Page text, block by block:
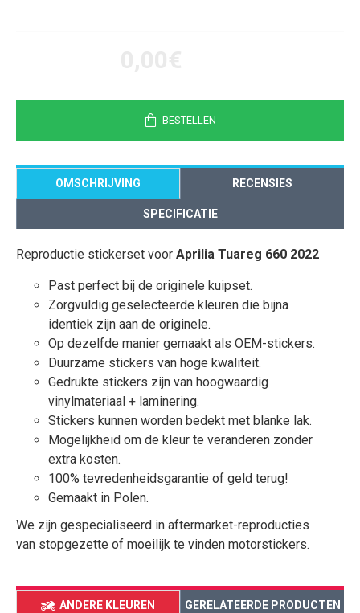
BESTELLEN
OMSCHRIJVING RECENSIES
SPECIFICATIE
Reproductie stickerset voor Aprilia Tuareg 660 2022
Past perfect bij de originele kuipset.
Zorgvuldig geselecteerde kleuren die bijna
identiek zijn aan de originele.
Op dezelfde manier gemaakt als OEM-stickers.
Duurzame stickers van hoge kwaliteit.
Gedrukte stickers zijn van hoogwaardig
vinylmateriaal + laminering.
Stickers kunnen worden bedekt met blanke lak.
Mogelijkheid om de kleur te veranderen zonder
extra kosten.
100% tevredenheidsgarantie of geld terug!
Gemaakt in Polen.
We zijn gespecialiseerd in aftermarket-reproducties
van stopgezette of moeilijk te vinden motorstickers.
ANDERE KLEUREN GERELATEERDE PRODUCTEN